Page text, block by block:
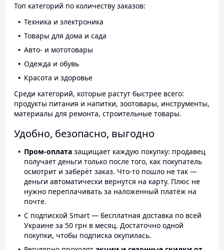
Топ категорий по количеству заказов:
Техника и электроника
Товары для дома и сада
Авто- и мототовары
Одежда и обувь
Красота и здоровье
Среди категорий, которые растут быстрее всего:
продукты питания и напитки, зоотовары, инструменты,
материалы для ремонта, строительные товары.
Удобно, безопасно, выгодно
Пром-оплата защищает каждую покупку: продавец
получает деньги только после того, как покупатель
осмотрит и заберёт заказ. Что-то пошло не так —
деньги автоматически вернутся на карту. Плюс не
нужно переплачивать за наложенный платёж на
почте.
С подпиской Smart — бесплатная доставка по всей
Украине за 50 грн в месяц. Достаточно одной
покупки, чтобы подписка окупилась.